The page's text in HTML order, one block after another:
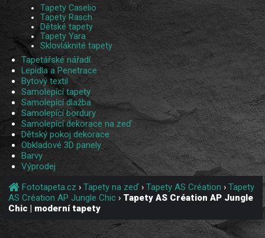
Tapety Caselio
Tapety Rasch
Dětské tapety
Tapety Yara
Sklovláknité tapety
Tapetářské nářadí
Lepidla a Penetrace
Bytový textil
Samolepící tapety
Samolepící dlažba
Samolepící bordury
Samolepící dekorace na zeď
Dětský pokoj dekorace
Obkladové 3D panely
Barvy
Výprodej
Fototapeta.cz ›Tapety na zeď ›Tapety AS Création ›Tapety
AS Création AP Jungle Chic › Tapety AS Création AP Jungle
Chic | moderní tapety